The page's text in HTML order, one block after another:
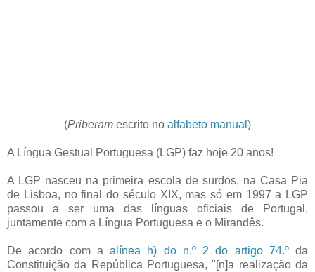
(Priberam escrito no alfabeto manual )
A Língua Gestual Portuguesa (LGP) faz hoje 20 anos!
A LGP nasceu na primeira escola de surdos, na Casa Pia
de Lisboa, no final do século XIX, mas só em 1997 a LGP
passou a ser uma das línguas oficiais de Portugal,
juntamente com a Língua Portuguesa e o Mirandês.
De acordo com a alínea h) do n.º 2 do artigo 74.ºda
Constituição da República Portuguesa, "[n]a realização da